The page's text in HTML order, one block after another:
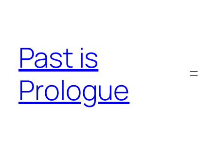
Past is
Prologue